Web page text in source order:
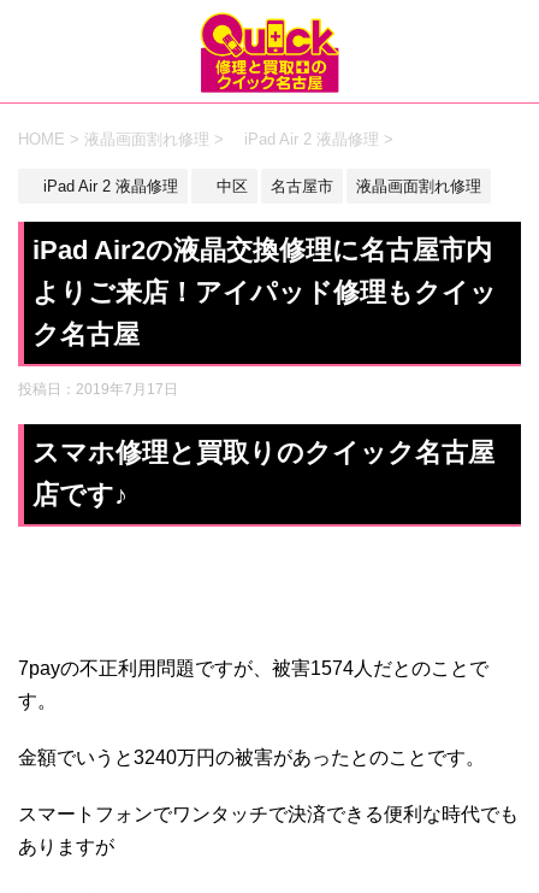
HOME > 液晶画面割れ修理 > iPad Air 2 液晶修理 >
iPad Air 2 液晶修理 中区 名古屋市 液晶画面割れ修理
iPad Air2の液晶交換修理に名古屋市内
よりご来店！アイパッド修理もクイッ
ク名古屋
投稿日： 2019年7月17日
スマホ修理と買取りのクイック名古屋
店です♪
7payの不正利用問題ですが、被害1574人だとのことで
す。
金額でいうと3240万円の被害があったとのことです。
スマートフォンでワンタッチで決済できる便利な時代でも
ありますが